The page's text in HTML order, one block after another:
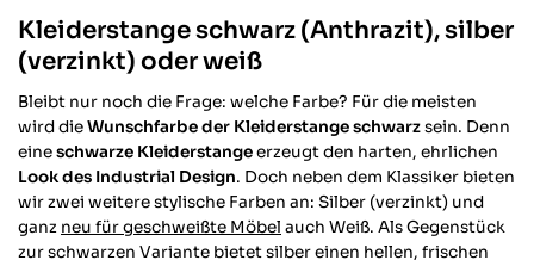
Kleiderstange schwarz (Anthrazit), silber
(verzinkt) oder weiß
Bleibt nur noch die Frage: welche Farbe? Für die meisten
wird dieWunschfarbe der Kleiderstange schwarzsein. Denn
eineschwarze Kleiderstangeerzeugt den harten, ehrlichen
Look des Industrial Design. Doch neben dem Klassiker bieten
wir zwei weitere stylische Farben an: Silber (verzinkt) und
ganz neu für geschweißte Möbel auch Weiß. Als Gegenstück
zur schwarzen Variante bietet silber einen hellen, frischen